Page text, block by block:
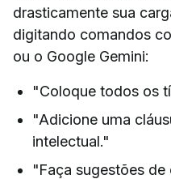
drasticamente sua
digitando comandos
ou o Google Gemini:
"Coloque todos os
"Adicione uma
intelectual."
"Faça sugestões